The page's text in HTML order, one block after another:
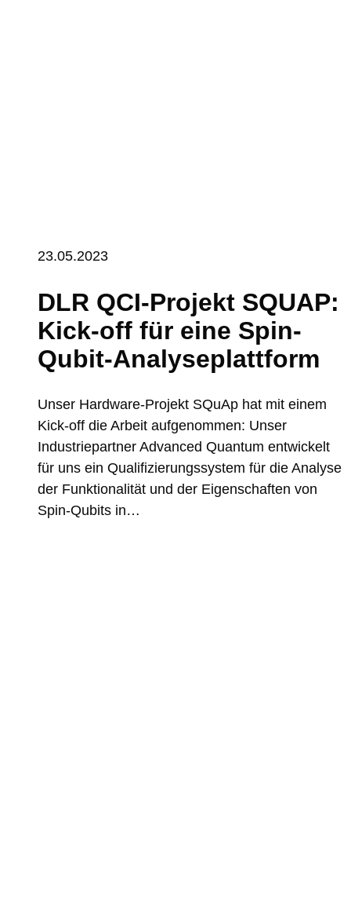
23.05.2023
DLR QCI-Projekt SQUAP:
Kick-off für eine Spin-
Qubit-Analyseplattform
Unser Hardware-Projekt SQuAp hat mit einem
Kick-off die Arbeit aufgenommen: Unser
Industriepartner Advanced Quantum entwickelt
für uns ein Qualifizierungssystem für die Analyse
der Funktionalität und der Eigenschaften von
Spin-Qubits in…